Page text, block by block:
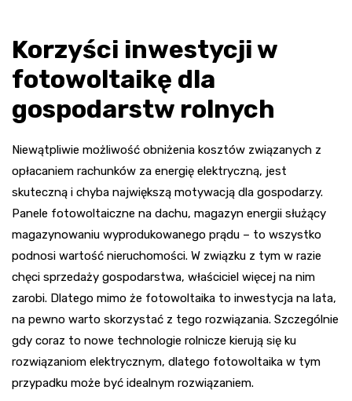
Korzyści inwestycji w
fotowoltaikę dla
gospodarstw rolnych
Niewątpliwie możliwość obniżenia kosztów związanych z
opłacaniem rachunków za energię elektryczną, jest
skuteczną i chyba największą motywacją dla gospodarzy.
Panele fotowoltaiczne na dachu, magazyn energii służący
magazynowaniu wyprodukowanego prądu – to wszystko
podnosi wartość nieruchomości. W związku z tym w razie
chęci sprzedaży gospodarstwa, właściciel więcej na nim
zarobi. Dlatego mimo że fotowoltaika to inwestycja na lata,
na pewno warto skorzystać z tego rozwiązania. Szczególnie
gdy coraz to nowe technologie rolnicze kierują się ku
rozwiązaniom elektrycznym, dlatego fotowoltaika w tym
przypadku może być idealnym rozwiązaniem.